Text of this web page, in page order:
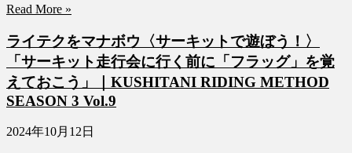
Read More »
ライテクをマナボウ〈サーキットで遊ぼう！〉
「サーキット走行会に行く前に「フラッグ」を覚
えておこう」｜KUSHITANI RIDING METHOD
SEASON 3 Vol.9
2024年10月12日